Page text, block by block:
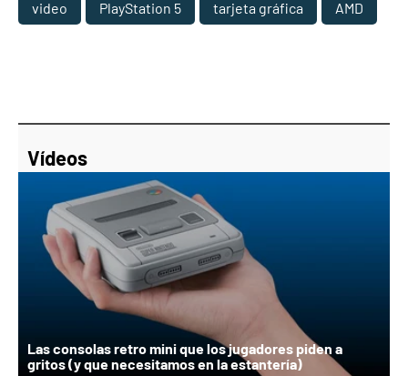
video PlayStation 5 tarjeta gráfica AMD
Vídeos
Las consolas retro mini que los jugadores piden a
gritos (y que necesitamos en la estantería)